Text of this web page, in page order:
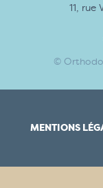
11,
©
MENTIONS